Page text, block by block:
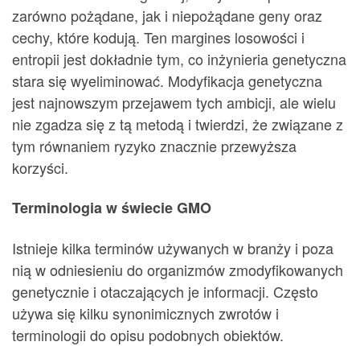
zarówno pożądane, jak i niepożądane geny oraz
cechy, które kodują. Ten margines losowości i
entropii jest dokładnie tym, co inżynieria genetyczna
stara się wyeliminować. Modyfikacja genetyczna
jest najnowszym przejawem tych ambicji, ale wielu
nie zgadza się z tą metodą i twierdzi, że związane z
tym równaniem ryzyko znacznie przewyższa
korzyści.
Terminologia w świecie GMO
Istnieje kilka terminów używanych w branży i poza
nią w odniesieniu do organizmów zmodyfikowanych
genetycznie i otaczających je informacji. Często
używa się kilku synonimicznych zwrotów i
terminologii do opisu podobnych obiektów.